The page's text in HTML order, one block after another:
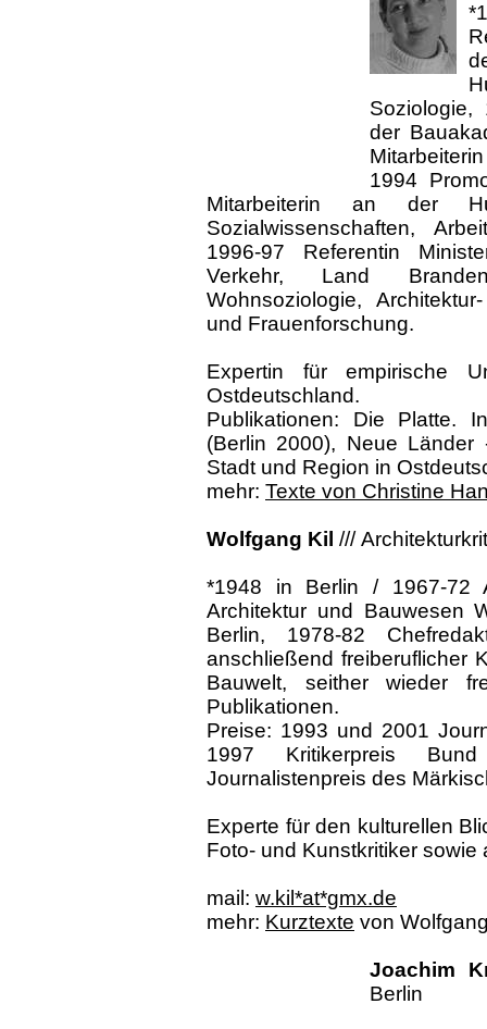
Soziologie,
der
1994
Mitarbeiterin an der
Sozialwissenschaften,
1996-97 Referentin
Verkehr, Land
Wohnsoziologie,
und Frauenforschung.
Expertin für empirische
Ostdeutschland.
Publikationen: Die Platte.
(Berlin 2000), Neue Länder
Stadt und Region in
mehr: Texte von Christine
Wolfgang Kil ///
*1948 in Berlin / 1967-72
Architektur und Bauwesen
Berlin, 1978-82
anschließend freiberuflicher
Bauwelt, seither wieder
Publikationen.
Preise: 1993 und 2001
1997 Kritikerpreis
Journalistenpreis des
Experte für den kulturellen
Foto- und Kunstkritiker
mail: w.kil*at*gmx.de
mehr: Kurztexte von
Joachim
Berlin